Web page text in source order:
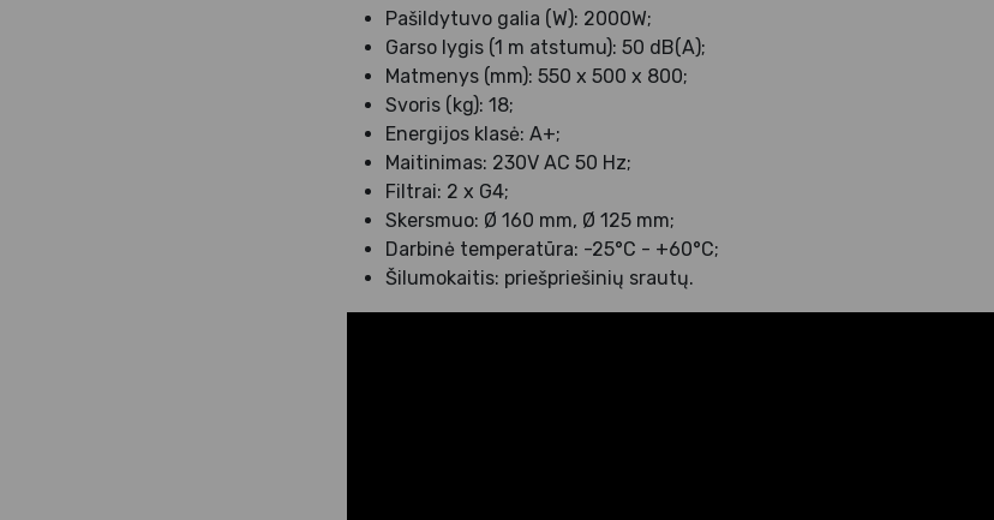
Pašildytuvo galia (W): 2000W;
Garso lygis (1 m atstumu): 50 dB(A);
Matmenys (mm): 550 x 500 x 800;
Svoris (kg): 18;
Energijos klasė: A+;
Maitinimas: 230V AC 50 Hz;
Filtrai: 2 x G4;
Skersmuo: Ø 160 mm, Ø 125 mm;
Darbinė temperatūra: -25°C - +60°C;
Šilumokaitis: priešpriešinių srautų.